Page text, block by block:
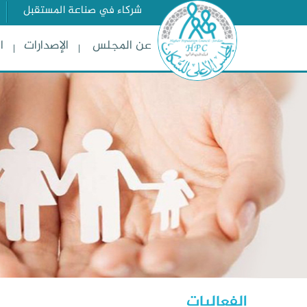
شركاء في صناعة المستقبل
عن المجلس الإصدارات